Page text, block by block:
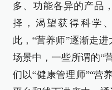
多、功能各异的产品
择，渴望获得科学
此，“营养师”逐渐走
场景中，一些所谓的“
们以“健康管理师”“营